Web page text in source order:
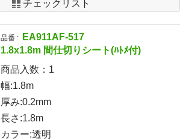
チェックリスト
品番 :
EA911AF-517
1.8x1.8m 間仕切りシート(ﾊﾄﾒ付)
商品入数： 1
幅:1.8m
厚み:0.2mm
長さ:1.8m
カラー:透明